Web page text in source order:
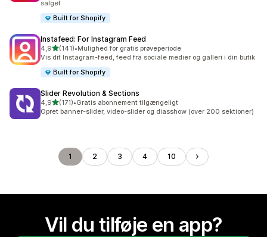
salget
Built for Shopify
Instafeed: For Instagram Feed
4,9ud af 5 stjerner
(141)
141 anmeldelser i alt
•Mulighed for gratis prøveperiode
Vis dit Instagram-feed, feed fra sociale medier og galleri i din butik
Built for Shopify
Slider Revolution & Sections
4,9ud af 5 stjerner
(171)
171 anmeldelser i alt
•Gratis abonnement tilgængeligt
Opret banner-slider, video-slider og diasshow (over 200 sektioner)
1 2 3 4 10
Vil du tilføje en app?